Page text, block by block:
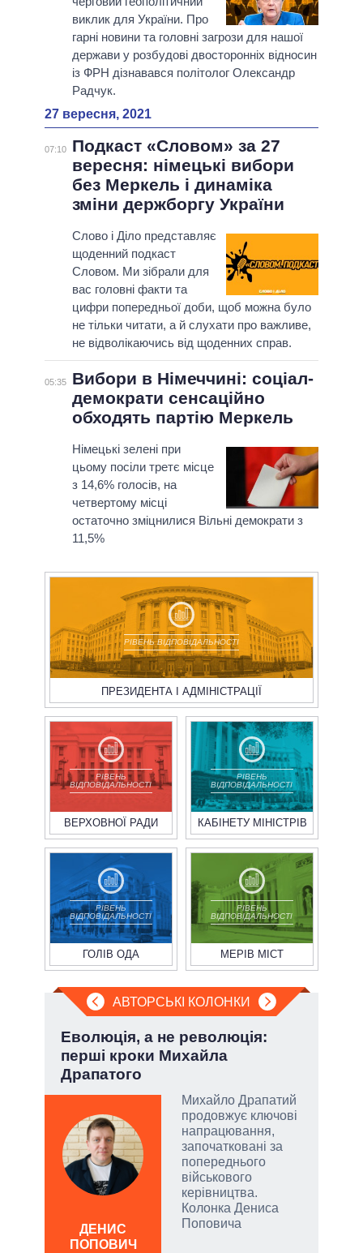
виклик для України. Про
гарні новини та головні загрози для нашої
держави у розбудові двосторонніх відносин
із ФРН дізнавався політолог Олександр
Радчук.
27 вересня, 2021
07:10
Подкаст «Словом» за 27
вересня: німецькі вибори
без Меркель і динаміка
зміни держборгу України
Слово і Діло представляє
щоденний подкаст
Словом. Ми зібрали для
вас головні факти та
цифри попередньої доби, щоб можна було
не тільки читати, а й слухати про важливе,
не відволікаючись від щоденних справ.
05:35
Вибори в Німеччині: соціал-
демократи сенсаційно
обходять партію Меркель
Німецькі зелені при
цьому посіли третє місце
з 14,6% голосів, на
четвертому місці
остаточно зміцнилися Вільні демократи з
11,5%
РІВЕНЬ ВІДПОВІДАЛЬНОСТІ
ПРЕЗИДЕНТА І АДМІНІСТРАЦІЇ
РІВЕНЬ
ВІДПОВІДАЛЬНОСТІ
ВЕРХОВНОЇ РАДИ
РІВЕНЬ
ВІДПОВІДАЛЬНОСТІ
КАБІНЕТУ МІНІСТРІВ
РІВЕНЬ
ВІДПОВІДАЛЬНОСТІ
ГОЛІВ ОДА
РІВЕНЬ
ВІДПОВІДАЛЬНОСТІ
МЕРІВ МІСТ
АВТОРСЬКІ КОЛОНКИ
Еволюція, а не революція:
перші кроки Михайла
Драпатого
Михайло Драпатий
продовжує ключові
напрацювання,
започатковані за
попереднього
військового
керівництва.
Колонка Дениса
Поповича
ДЕНИС
ПОПОВИЧ